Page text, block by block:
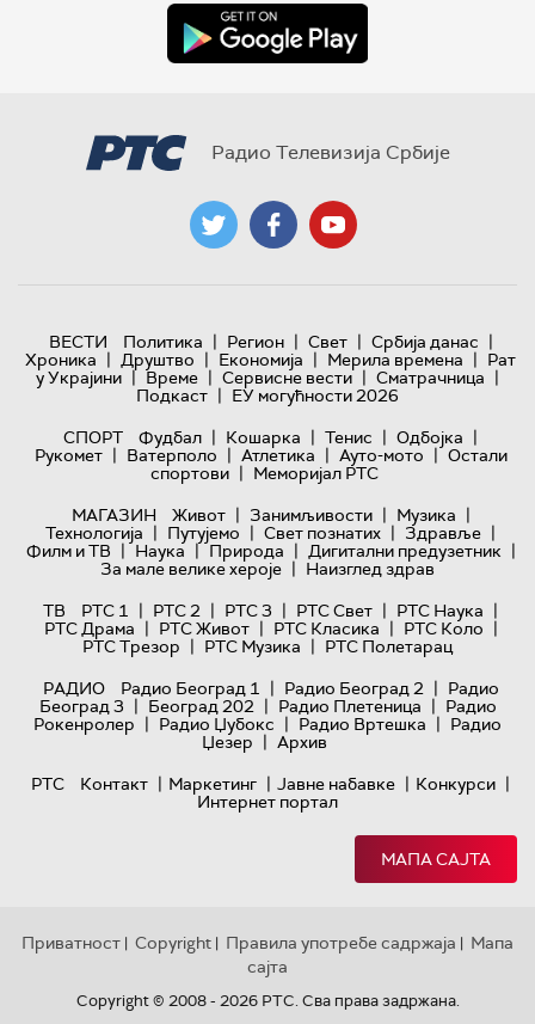
Радио Телевизија Србије
ВЕСТИ Политика | Регион | Свет | Србија данас |
Хроника | Друштво | Економија | Мерила времена | Рат
у Украјини | Време | Сервисне вести | Сматрачница |
Подкаст | ЕУ могућности 2026
СПОРТ
Фудбал | Кошарка | Тенис | Одбојка |
Рукомет | Ватерполо | Атлетика | Ауто-мото | Остали
спортови | Меморијал РТС
МАГАЗИН
Живот | Занимљивости | Музика |
Технологијa | Путујемо | Свет познатих | Здравље |
Филм и ТВ | Наука | Природа | Дигитални предузетник |
За мале велике хероје | Наизглед здрав
ТВ
РТС 1 | РТС 2 | РТС 3 | РТС Свет | РТС Наука |
РТС Драма | РТС Живот | РТС Класика | РТС Коло |
РТС Трезор | РТС Музика | РТС Полетарац
РАДИО
Радио Београд 1 | Радио Београд 2 | Радио
Београд 3 | Београд 202 | Радио Плетеница | Радио
Рокенролер | Радио Џубокс | Радио Вртешка | Радио
Џезер | Архив
РТС
Контакт | Маркетинг | Јавне набавке | Конкурси |
Интернет портал
МАПА САЈТА
Приватност | Copyright | Правила употребе садржаја | Мапа
сајта
Copyright © 2008 - 2026 РТС. Сва права задржана.